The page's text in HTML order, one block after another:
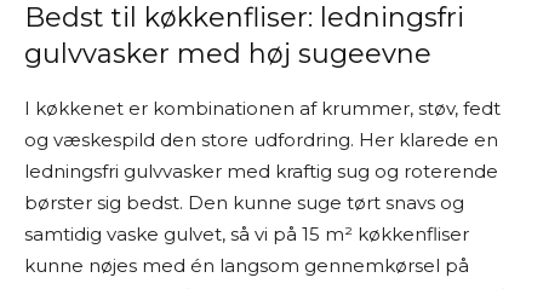
Bedst til køkkenfliser: ledningsfri
gulvvasker med høj sugeevne
I køkkenet er kombinationen af krummer, støv, fedt
og væskespild den store udfordring. Her klarede en
ledningsfri gulvvasker med kraftig sug og roterende
børster sig bedst. Den kunne suge tørt snavs og
samtidig vaske gulvet, så vi på 15 m² køkkenfliser
kunne nøjes med én langsom gennemkørsel på